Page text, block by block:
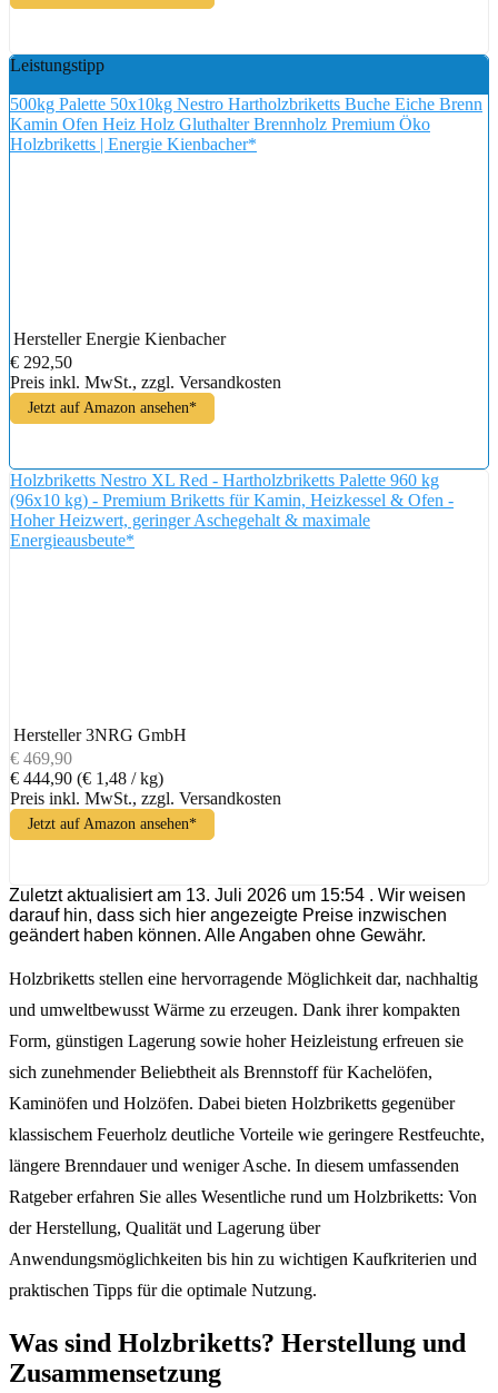
Leistungstipp
500kg Palette 50x10kg Nestro Hartholzbriketts Buche Eiche Brenn
Kamin Ofen Heiz Holz Gluthalter Brennholz Premium Öko
Holzbriketts | Energie Kienbacher*
Hersteller Energie Kienbacher
€ 292,50
Preis inkl. MwSt., zzgl. Versandkosten
Jetzt auf Amazon ansehen*
Holzbriketts Nestro XL Red - Hartholzbriketts Palette 960 kg
(96x10 kg) - Premium Briketts für Kamin, Heizkessel & Ofen -
Hoher Heizwert, geringer Aschegehalt & maximale
Energieausbeute*
Hersteller 3NRG GmbH
€ 469,90
€ 444,90 (€ 1,48 / kg)
Preis inkl. MwSt., zzgl. Versandkosten
Jetzt auf Amazon ansehen*
Zuletzt aktualisiert am 13. Juli 2026 um 15:54 . Wir weisen
darauf hin, dass sich hier angezeigte Preise inzwischen
geändert haben können. Alle Angaben ohne Gewähr.
Holzbriketts stellen eine hervorragende Möglichkeit dar, nachhaltig
und umweltbewusst Wärme zu erzeugen. Dank ihrer kompakten
Form, günstigen Lagerung sowie hoher Heizleistung erfreuen sie
sich zunehmender Beliebtheit als Brennstoff für Kachelöfen,
Kaminöfen und Holzöfen. Dabei bieten Holzbriketts gegenüber
klassischem Feuerholz deutliche Vorteile wie geringere Restfeuchte,
längere Brenndauer und weniger Asche. In diesem umfassenden
Ratgeber erfahren Sie alles Wesentliche rund um Holzbriketts: Von
der Herstellung, Qualität und Lagerung über
Anwendungsmöglichkeiten bis hin zu wichtigen Kaufkriterien und
praktischen Tipps für die optimale Nutzung.
Was sind Holzbriketts? Herstellung und
Zusammensetzung